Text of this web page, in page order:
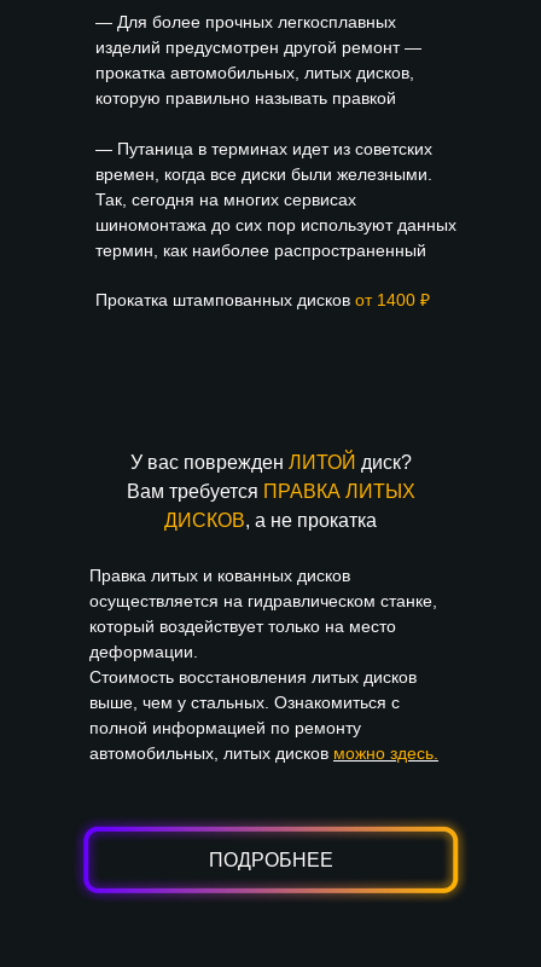
— Для более прочных легкосплавных
изделий предусмотрен другой ремонт —
прокатка автомобильных, литых дисков,
которую правильно называть правкой
— Путаница в терминах идет из советских
времен, когда все диски были железными.
Так, сегодня на многих сервисах
шиномонтажа до сих пор используют данных
термин, как наиболее распространенный
Прокатка штампованных дисков от 1400 ₽
У вас поврежден ЛИТОЙ диск?
Вам требуется ПРАВКА ЛИТЫХ
ДИСКОВ, а не прокатка
Правка литых и кованных дисков
осуществляется на гидравлическом станке,
который воздействует только на место
деформации.
Стоимость восстановления литых дисков
выше, чем у стальных. Ознакомиться с
полной информацией по ремонту
автомобильных, литых дисков можно здесь.
ПОДРОБНЕЕ